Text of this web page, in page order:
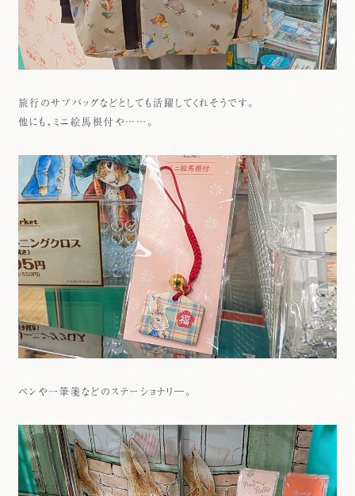
旅行のサブバッグなどとしても活躍してくれそうです。
他にも、ミニ絵馬根付や……。
ペンや一筆箋などのステーショナリ―。